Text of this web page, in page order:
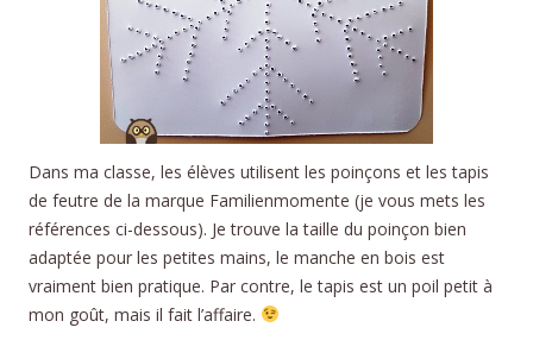
Dans ma classe, les élèves utilisent les poinçons et les tapis
de feutre de la marque Familienmomente (je vous mets les
références ci-dessous). Je trouve la taille du poinçon bien
adaptée pour les petites mains, le manche en bois est
vraiment bien pratique. Par contre, le tapis est un poil petit à
mon goût, mais il fait l’affaire.